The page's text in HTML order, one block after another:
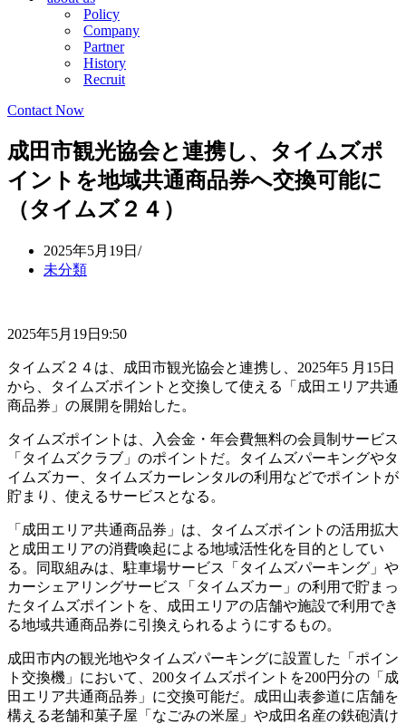
Policy
Company
Partner
History
Recruit
Contact Now
成田市観光協会と連携し、タイムズポ
イントを地域共通商品券へ交換可能に
（タイムズ２４）
2025年5月19日
未分類
2025年5月19日9:50
タイムズ２４は、成田市観光協会と連携し、2025年5 月15日
から、タイムズポイントと交換して使える「成田エリア共通
商品券」の展開を開始した。
タイムズポイントは、入会金・年会費無料の会員制サービス
「タイムズクラブ」のポイントだ。タイムズパーキングやタ
イムズカー、タイムズカーレンタルの利用などでポイントが
貯まり、使えるサービスとなる。
「成田エリア共通商品券」は、タイムズポイントの活用拡大
と成田エリアの消費喚起による地域活性化を目的としてい
る。同取組みは、駐車場サービス「タイムズパーキング」や
カーシェアリングサービス「タイムズカー」の利用で貯まっ
たタイムズポイントを、成田エリアの店舗や施設で利用でき
る地域共通商品券に引換えられるようにするもの。
成田市内の観光地やタイムズパーキングに設置した「ポイン
ト交換機」において、200タイムズポイントを200円分の「成
田エリア共通商品券」に交換可能だ。成田山表参道に店舗を
構える老舗和菓子屋「なごみの米屋」や成田名産の鉄砲漬け